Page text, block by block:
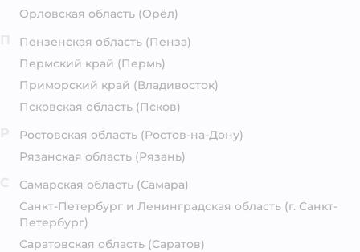
Орловская область (Орёл)
Пензенская область (Пенза)
Пермский край (Пермь)
Приморский край (Владивосток)
Псковская область (Псков)
Ростовская область (Ростов-на-Дону)
Рязанская область (Рязань)
Самарская область (Самара)
Санкт-Петербург и Ленинградская область (г. Санкт-
Петербург)
Саратовская область (Саратов)